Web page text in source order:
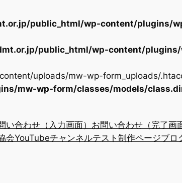
public_html/wp-content/plugins/
public_html/wp-content/
uploads/mw-wp-form_uploads/
mw-wp-form/classes/models/
い合わせ（入力画面） お問い合わせ（完了画
会YouTubeチャンネルテスト制作ページブロ